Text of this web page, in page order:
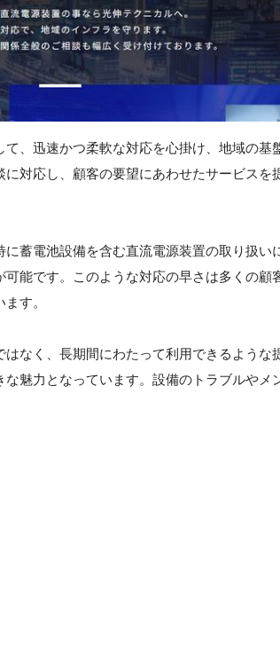
、迅速かつ柔軟な対応を心掛け、地域の基
対応し、顧客の要望にあわせたサービスを
蓄電池設備を含む直流電源装置の取り扱い
能です。このような対応の早さは多くの顧
す。
なく、長期間にわたって利用できるような
魅力となっています。設備のトラブルやメ